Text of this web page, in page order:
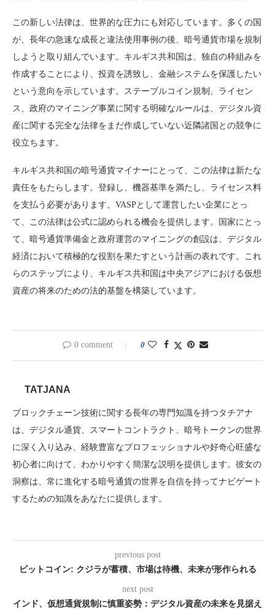
この新しい法律は、世界的な圧力にも対応しています。多くの国
が、長年の急速な成長と違法使用事例の後、暗号通貨市場を規制
しようと取り組んでいます。キルギス共和国は、独自の枠組みを
作成することにより、投資を誘致し、金融システムを保護したい
という意向を示しています。ステーブルコイン規制、ライセン
ス、政府のマイニング事業に関する明確なルールは、デジタル資
産に関する完全な法律をまだ作成していない近隣諸国との競争に
役立ちます。
キルギス共和国の暗号通貨マイナーにとって、この法律は新たな
責任をもたらします。登録し、機器基準を満たし、ライセンス料
を支払う必要があります。VASPとして運営したい企業にとっ
て、この法律は公式に認められる機会を提供します。国家にとっ
て、暗号通貨準備金と政府運営のマイニングの創設は、デジタル
経済において積極的な役割を果たすという計画の表れです。これ
らのステップにより、キルギス共和国は中央アジアにおける仮想
資産の将来のための法的基盤を構築しています。
0 comment 0
TATJANA
ブロックチェーン技術に関する長年の専門知識を持つタチアナ
は、デジタル通貨、スマートコントラクト、暗号トークンの世界
に深く入り込み、経験豊富なプロフェッショナルや好奇心旺盛な
初心者に向けて、わかりやすく簡潔な説明を提供します。彼女の
洞察は、常に進化する暗号通貨の世界を自信を持ってナビゲート
するための知識をあなたに提供します。
previous post
ビットコイン: クジラが蓄積、市場は待機、未来が形作られる
next post
インド、仮想通貨規制に慎重姿勢：デジタル資産の未来を見据え